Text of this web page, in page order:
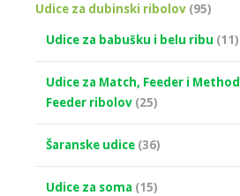
Udice za dubinski ribolov (95)
Udice za babušku i belu ribu (11)
Udice za Match, Feeder i Method
Feeder ribolov (25)
Šaranske udice (36)
Udice za soma (15)